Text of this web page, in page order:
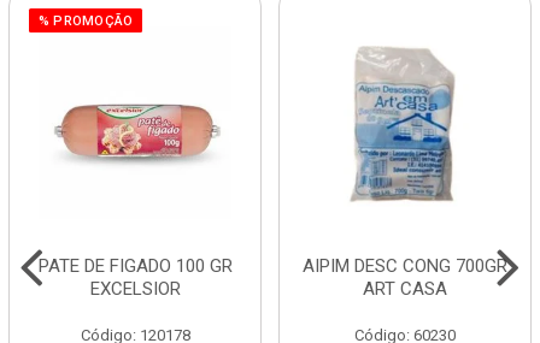
% PROMOÇÃO
PATE DE FIGADO 100 GR
EXCELSIOR
Código: 120178
AIPIM DESC CONG 700GR
ART CASA
Código: 60230